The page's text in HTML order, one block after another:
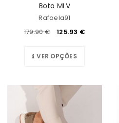
Bota MLV
Rafaela91
179.90€ 125.93 €
VER OPÇÕES